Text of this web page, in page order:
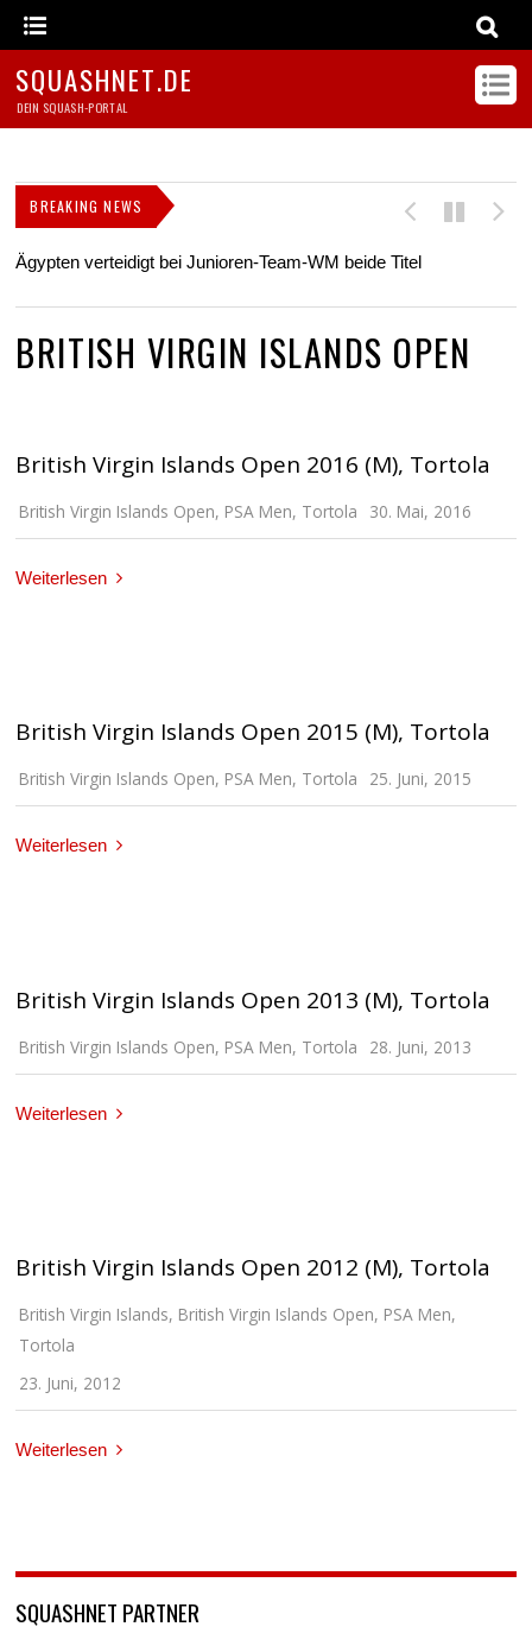
SQUASHNET.DE
DEIN SQUASH-PORTAL
BREAKING NEWS
Ägypten verteidigt bei Junioren-Team-WM beide Titel
BRITISH VIRGIN ISLANDS OPEN
British Virgin Islands Open 2016 (M), Tortola
British Virgin Islands Open, PSA Men, Tortola 30. Mai, 2016
Weiterlesen
British Virgin Islands Open 2015 (M), Tortola
British Virgin Islands Open, PSA Men, Tortola 25. Juni, 2015
Weiterlesen
British Virgin Islands Open 2013 (M), Tortola
British Virgin Islands Open, PSA Men, Tortola 28. Juni, 2013
Weiterlesen
British Virgin Islands Open 2012 (M), Tortola
British Virgin Islands, British Virgin Islands Open, PSA Men,
Tortola
23. Juni, 2012
Weiterlesen
SQUASHNET PARTNER